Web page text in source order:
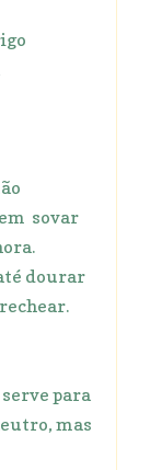
sovar
dourar
para
mas